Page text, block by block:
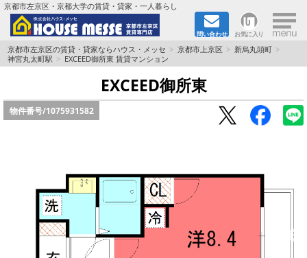
京都市左京区・京都大学の賃貸・貸家・一人暮らし
問い合わせ お気に入り ×
TOPページ
地域から検索
書類DL & 入居者さまへ
家族で住むならマンション？賃家？
一人暮らしの物件特集
京都市左京区の賃貸・貸家ならハウス・メッセ 京都市上京区
新烏丸頭町
神宮丸太町駅
EXCEED御所東 賃貸マンション
EXCEED御所東
物件番号/1075931582